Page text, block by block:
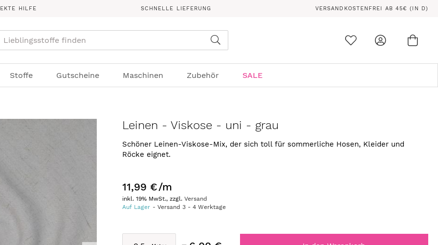
HILFE SCHNELLE LIEFERUNG VERSANDKOSTENFREI AB 45€ (IN D)
Stoffe Gutscheine Maschinen Zubehör SALE
Leinen - Viskose - uni - grau
Schöner Leinen-Viskose-Mix, der sich toll für sommerliche Hosen, Kleider und
Röcke eignet.
11,99 €/m
inkl. 19% MwSt., zzgl.Versand
Auf Lager
Versand3 -4 Werktage